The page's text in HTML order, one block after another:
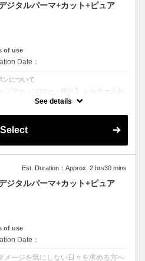
ジタルパーマ+カット+ピュア
of use
Date：
ンについて
ンプー・ブロー・税込】＋カラーされ
様は選択後＋カラー追加をお願い致し
底補修 圧倒的な艶としなやかさを実現
See details
Select
Est. Duration：Approx. 2 hrs30 mins
ジタルパーマ+カット+ピュア
of use
Date：
メージを気にしない日々を求める方へ